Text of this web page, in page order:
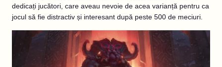
dedicați jucători, care aveau nevoie de acea varianță pentru ca
jocul să fie distractiv și interesant după peste 500 de meciuri.